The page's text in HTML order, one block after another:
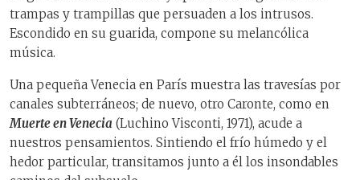
trampas y trampillas que persuaden a los intrusos.
Escondido en su guarida, compone su melancólica
música.
Una pequeña Venecia en París muestra las travesías por
canales subterráneos; de nuevo, otro Caronte, como en
Muerte en Venecia (Luchino Visconti, 1971), acude a
nuestros pensamientos. Sintiendo el frío húmedo y el
hedor particular, transitamos junto a él los insondables